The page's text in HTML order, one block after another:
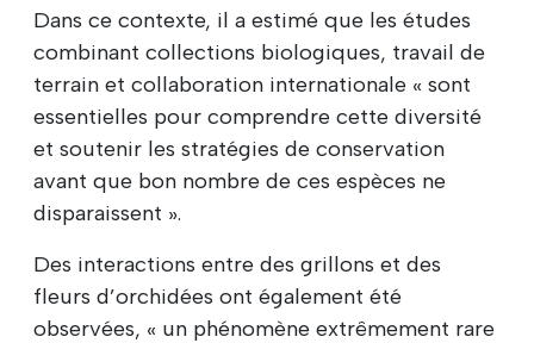
Dans ce contexte, il a estimé que les études
combinant collections biologiques, travail de
terrain et collaboration internationale « sont
essentielles pour comprendre cette diversité
et soutenir les stratégies de conservation
avant que bon nombre de ces espèces ne
disparaissent ».
Des interactions entre des grillons et des
fleurs d’orchidées ont également été
observées, « un phénomène extrêmement rare